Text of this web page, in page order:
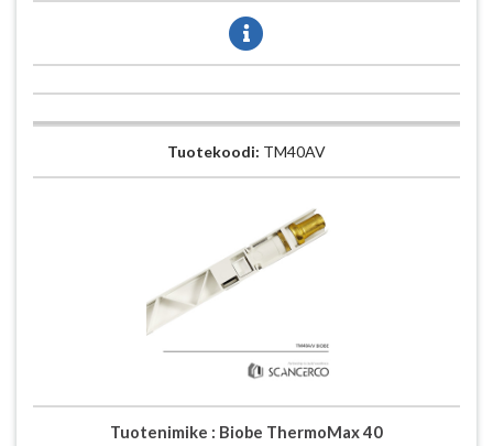
Tuotekoodi: TM40AV
Tuotenimike : Biobe ThermoMax 40